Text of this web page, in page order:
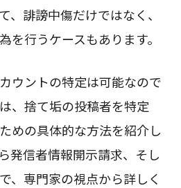
、誹謗中傷だけではなく、
を行うケースもあります。
ウントの特定は可能なので
、捨て垢の投稿者を特定
めの具体的な方法を紹介し
発信者情報開示請求、そし
、専門家の視点から詳しく